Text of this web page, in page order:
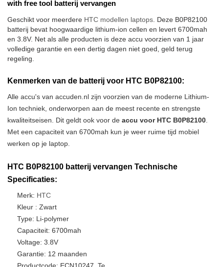
with free tool batterij vervangen
Geschikt voor meerdere HTC modellen laptops . Deze B0P82100
batterij bevat hoogwaardige lithium-ion cellen en levert 6700mah
en 3.8V. Net als alle producten is deze accu voorzien van 1 jaar
volledige garantie en een dertig dagen niet goed, geld terug
regeling.
Kenmerken van de batterij voor HTC B0P82100:
Alle accu's van accuden.nl zijn voorzien van de moderne Lithium-
Ion techniek, onderworpen aan de meest recente en strengste
kwaliteitseisen. Dit geldt ook voor de accu voor HTC B0P82100
Met een capaciteit van 6700mah kun je weer ruime tijd mobiel
werken op je laptop.
HTC B0P82100 batterij vervangen Technische
Specificaties:
Merk: HTC
Kleur : Zwart
Type: Li-polymer
Capaciteit: 6700mah
Voltage: 3.8V
Garantie: 12 maanden